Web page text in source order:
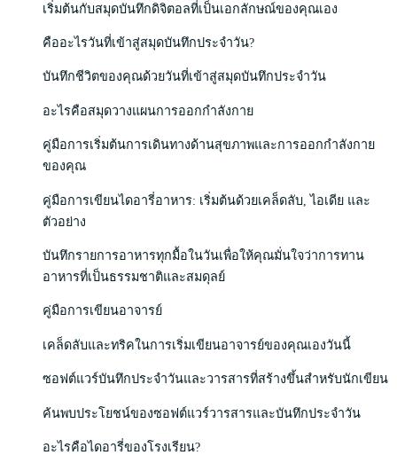
เริ่มต้นกับสมุดบันทึกดิจิตอลที่เป็นเอกลักษณ์ของคุณเอง
คืออะไรวันที่เข้าสู่สมุดบันทึกประจำวัน?
บันทึกชีวิตของคุณด้วยวันที่เข้าสู่สมุดบันทึกประจำวัน
อะไรคือสมุดวางแผนการออกกำลังกาย
คู่มือการเริ่มต้นการเดินทางด้านสุขภาพและการออกกำลังกาย
ของคุณ
คู่มือการเขียนไดอารี่อาหาร: เริ่มต้นด้วยเคล็ดลับ, ไอเดีย และ
ตัวอย่าง
บันทึกรายการอาหารทุกมื้อในวันเพื่อให้คุณมั่นใจว่าการทาน
อาหารที่เป็นธรรมชาติและสมดุลย์
คู่มือการเขียนอาจารย์
เคล็ดลับและทริคในการเริ่มเขียนอาจารย์ของคุณเองวันนี้
ซอฟต์แวร์บันทึกประจำวันและวารสารที่สร้างขึ้นสำหรับนักเขียน
ค้นพบประโยชน์ของซอฟต์แวร์วารสารและบันทึกประจำวัน
อะไรคือไดอารี่ของโรงเรียน?